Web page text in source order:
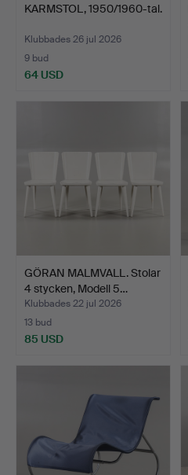
KARMSTOL, 1950/1960-tal.
Klubbades 26 jul 2026
9 bud
64 USD
GÖRAN MALMVALL. Stolar
4 stycken, Modell 5…
Klubbades 22 jul 2026
13 bud
85 USD